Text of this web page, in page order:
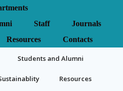
Staff
Journals
Resources Contacts
Students and Alumni
Resources